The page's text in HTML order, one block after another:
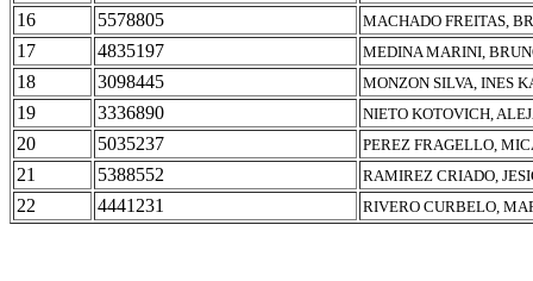
16 5578805 MACHADO FREITAS,
17 4835197 MEDINA MARINI,
18 3098445 MONZON SILVA, INES
19 3336890 NIETO KOTOVICH,
20 5035237 PEREZ FRAGELLO,
21 5388552 RAMIREZ CRIADO,
22 4441231 RIVERO CURBELO,